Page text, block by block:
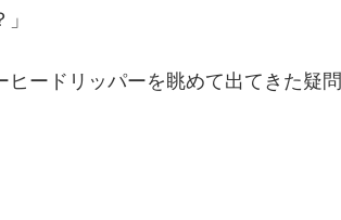
ードリッパーを眺めて出てきた疑問